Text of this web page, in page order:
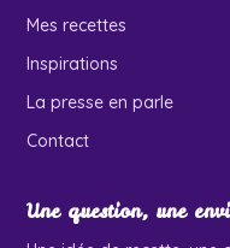
Mes recettes
Inspirations
La presse en parle
Contact
Une question, une